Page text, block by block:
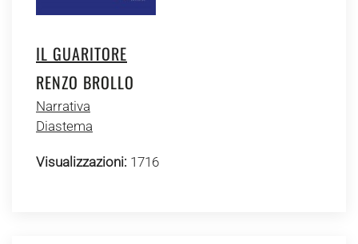
IL GUARITORE
RENZO BROLLO
Narrativa
Diastema
Visualizzazioni: 1716